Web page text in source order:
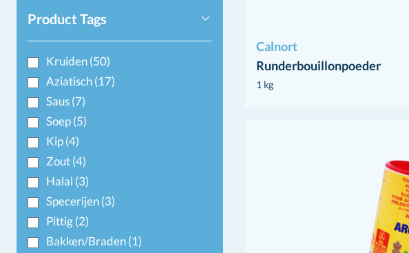
Product Tags
Kruiden(50)
Aziatisch(17)
Saus(7)
Soep(5)
Kip(4)
Zout(4)
Halal (3)
Specerijen(3)
Pittig(2)
Bakken/Braden(1)
Calnort
Runderbouillonpoeder
1 kg